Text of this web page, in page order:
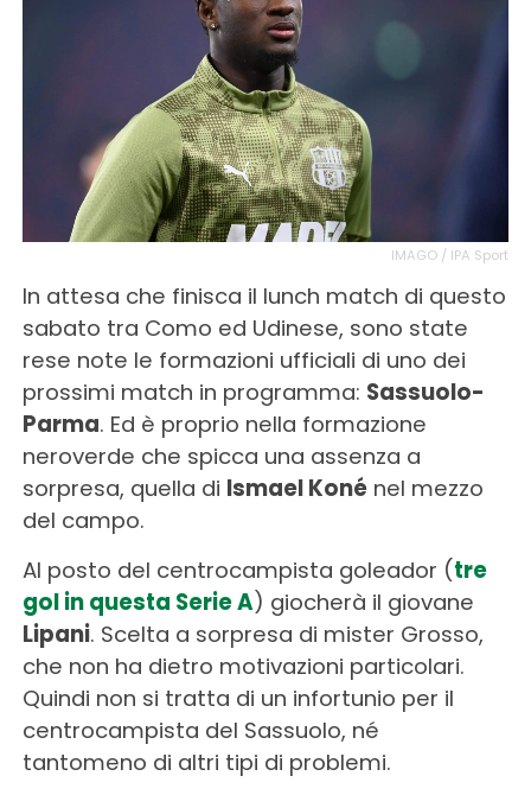
IMAGO / IPA Sport
In attesa che finisca il lunch match di questo
sabato tra Como ed Udinese, sono state
rese note le formazioni ufficiali di uno dei
prossimi match in programma: Sassuolo-
Parma. Ed è proprio nella formazione
neroverde che spicca una assenza a
sorpresa, quella di Ismael Konénel mezzo
del campo.
Al posto del centrocampista goleador (tre
gol in questa Serie A) giocherà il giovane
Lipani. Scelta a sorpresa di mister Grosso,
che non ha dietro motivazioni particolari.
Quindi non si tratta di un infortunio per il
centrocampista del Sassuolo, né
tantomeno di altri tipi di problemi.